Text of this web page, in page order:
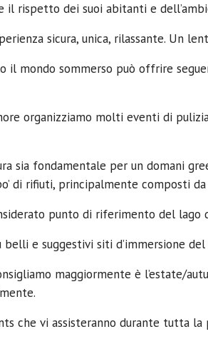
rispetto dei suoi abitanti e
sicura, unica, rilassante. Un
mondo sommerso può offrire
organizziamo molti eventi di
sia fondamentale per un domani
di rifiuti, principalmente composti
punto di riferimento del lago
e suggestivi siti d’immersione del
maggiormente è l’estate/
che vi assisteranno durante tutta la